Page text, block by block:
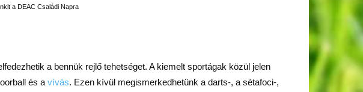
a bennük rejlő tehetséget. A kiemelt sportágak közül jelen
és a vívás. Ezen kívül megismerkedhetünk a darts-, a sétafoci-,